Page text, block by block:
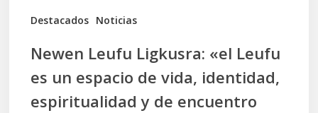
Destacados Noticias
vida,
espiritualidad
Newen Leufu Ligkusra: «el Leufu
es un espacio de vida, identidad,
espiritualidad y de encuentro